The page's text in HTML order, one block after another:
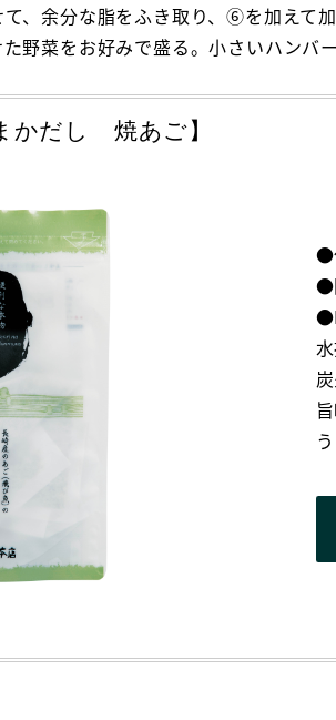
余分な脂をふき取り、⑥を加えて加
菜をお好みで盛る。小さいハンバー
かだし 焼あご】
●
●